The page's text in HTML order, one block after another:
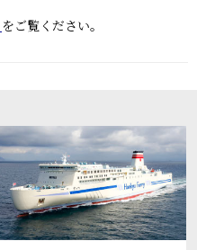
をご覧ください。